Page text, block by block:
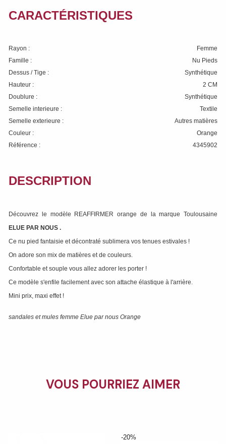
CARACTÉRISTIQUES
Rayon :
Femme
Famille :
Nu Pieds
Dessus / Tige :
Synthétique
Hauteur :
2 CM
Doublure :
Synthétique
Semelle interieure :
Textile
Semelle exterieure :
Autres matières
Couleur :
Orange
Référence :
4345902
DESCRIPTION
Découvrez le modèle REAFFIRMER orange de la marque Toulousaine
ELUE PAR NOUS .
Ce nu pied fantaisie et décontraté sublimera vos tenues estivales !
On adore son mix de matières et de couleurs.
Confortable et souple vous allez adorer les porter !
Ce modèle s'enfile facilement avec son attache élastique à l'arrière.
Mini prix, maxi effet !
sandales et mules femme Elue par nous Orange
VOUS POURRIEZ AIMER
-20%